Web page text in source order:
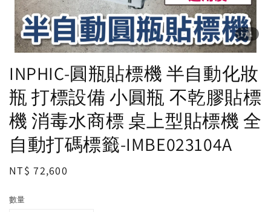
1/1
INPHIC-圓瓶貼標機 半自動化妝
瓶 打標設備 小圓瓶 不乾膠貼標
機 消毒水商標 桌上型貼標機 全
自動打碼標籤-IMBE023104A
Regular
NT$ 72,600
數量